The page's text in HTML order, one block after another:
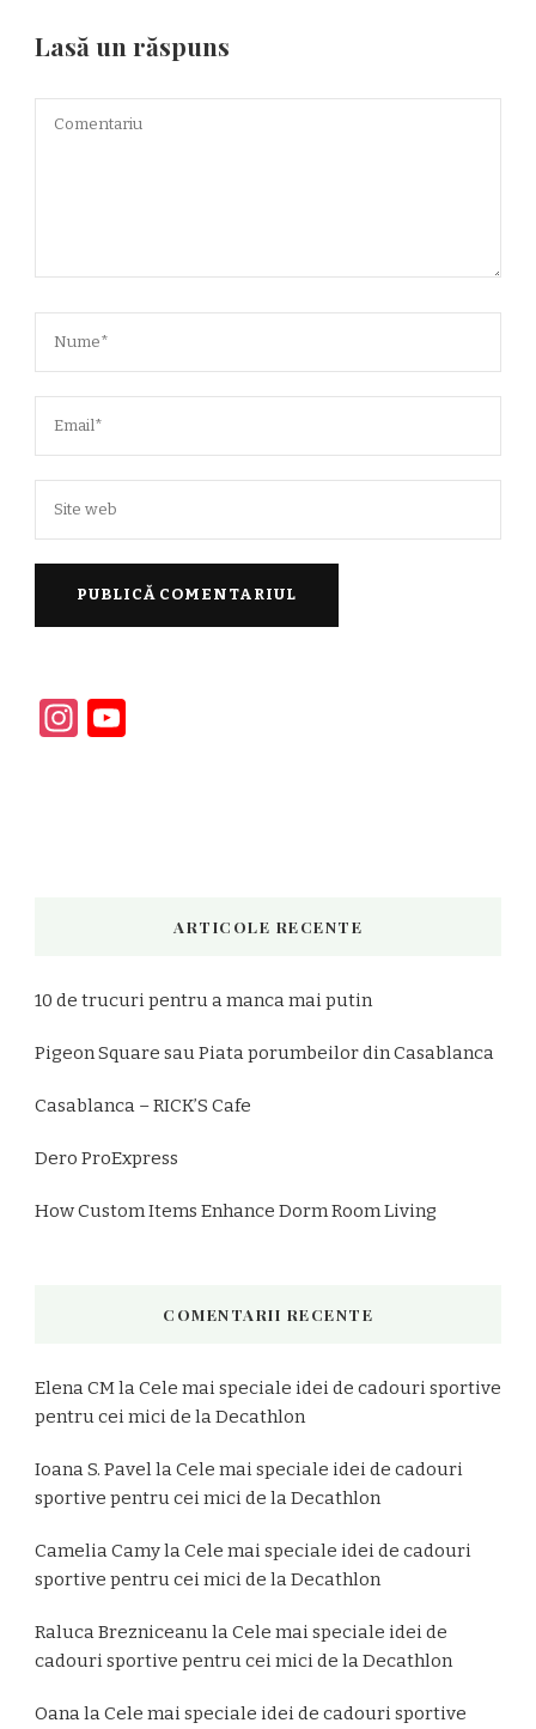
Lasă un răspuns
Instagram
ARTICOLE RECENTE
10 de trucuri pentru a manca mai putin
Pigeon Square sau Piata porumbeilor din Casablanca
Casablanca – RICK’S Cafe
Dero ProExpress
How Custom Items Enhance Dorm Room Living
COMENTARII RECENTE
Elena CMlaCele mai speciale idei de cadouri sportive
pentru cei mici de la Decathlon
Ioana S. PavellaCele mai speciale idei de cadouri
sportive pentru cei mici de la Decathlon
Camelia CamylaCele mai speciale idei de cadouri
sportive pentru cei mici de la Decathlon
Raluca BrezniceanulaCele mai speciale idei de
cadouri sportive pentru cei mici de la Decathlon
OanalaCele mai speciale idei de cadouri sportive